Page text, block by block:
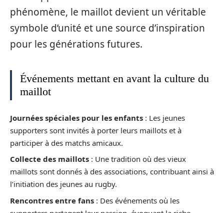
phénomène, le maillot devient un véritable
symbole d’unité et une source d’inspiration
pour les générations futures.
Événements mettant en avant la culture du
maillot
Journées spéciales pour les enfants : Les jeunes
supporters sont invités à porter leurs maillots et à
participer à des matchs amicaux.
Collecte des maillots : Une tradition où des vieux
maillots sont donnés à des associations, contribuant ainsi à
l’initiation des jeunes au rugby.
Rencontres entre fans : Des événements où les